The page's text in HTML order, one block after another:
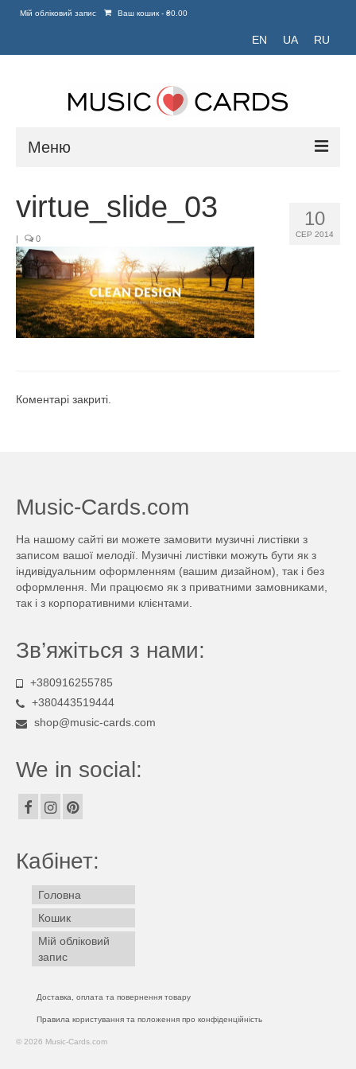
Мій обліковий запис Ваш кошик - ₴0.00
EN UA RU
Меню
Портфоліо
Блог
Зв’язатися з нами
10
СЕР 2014
virtue_slide_03
| 0
Коментарі закриті.
Music-Cards.com
На нашому сайті ви можете замовити музичні листівки з
записом вашої мелодії. Музичні листівки можуть бути як з
індивідуальним оформленням (вашим дизайном), так і без
оформлення. Ми працюємо як з приватними замовниками,
так і з корпоративними клієнтами.
Зв’яжіться з нами:
+380916255785
+380443519444
shop@music-cards.com
We in social:
Кабінет:
Головна
Кошик
Мій обліковий
запис
Доставка, оплата та повернення товару
Правила користування та положення про конфіденційність
© 2026 Music-Cards.com